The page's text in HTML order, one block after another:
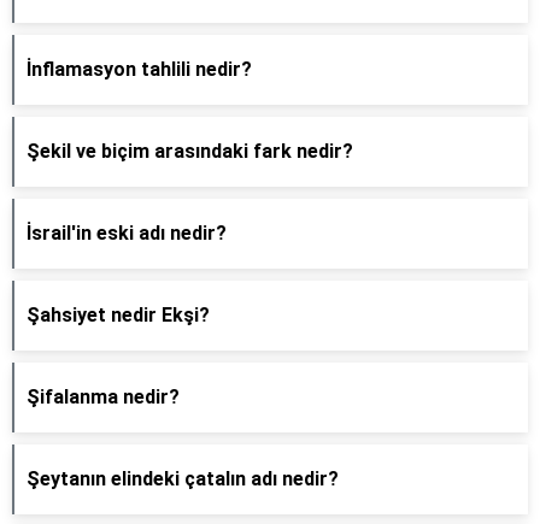
İnflamasyon tahlili nedir?
Şekil ve biçim arasındaki fark nedir?
İsrail'in eski adı nedir?
Şahsiyet nedir Ekşi?
Şifalanma nedir?
Şeytanın elindeki çatalın adı nedir?